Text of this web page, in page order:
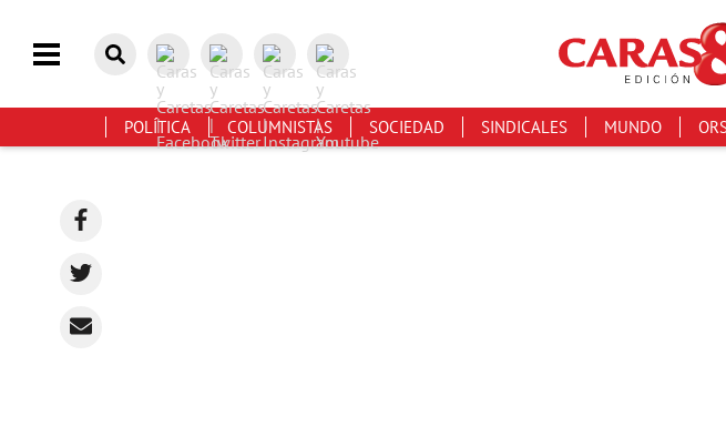
POLÍTICA COLUMNISTAS SOCIEDAD SINDICALES MUNDO